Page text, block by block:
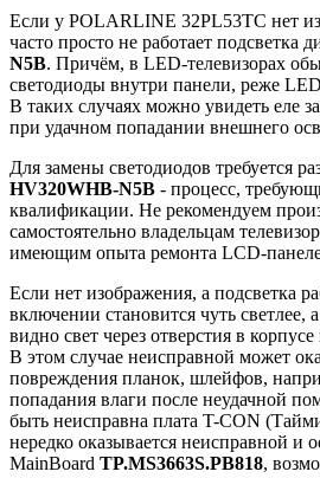
Если у POLARLINE 32PL53TC нет
часто просто не работает подсветка
N5B. Причём, в LED-телевизорах
светодиоды внутри панели, реже
В таких случаях можно увидеть еле
при удачном попадании внешнего
Для замены светодиодов требуется
HV320WHB-N5B - процесс,
квалификации. Не рекомендуем
самостоятельно владельцам
имеющим опыта ремонта LCD-
Если нет изображения, а подсветка
включении становится чуть светлее,
видно свет через отверстия в
В этом случае неисправной может
повреждения планок, шлейфов,
попадания влаги после неудачной
быть неисправна плата T-CON
нередко оказывается неисправной и
MainBoard TP.MS3663S.PB818,